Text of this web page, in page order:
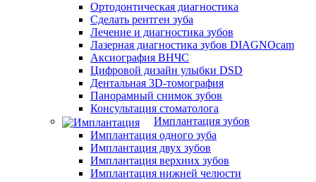
Ортодонтическая диагностика
Сделать рентген зуба
Лечение и диагностика зубов
Лазерная диагностика зубов DIAGNOcam
Аксиография ВНЧС
Цифровой дизайн улыбки DSD
Дентальная 3D-томография
Панорамный снимок зубов
Консультация стоматолога
Имплантация зубов
Имплантация одного зуба
Имплантация двух зубов
Имплантация верхних зубов
Имплантация нижней челюсти